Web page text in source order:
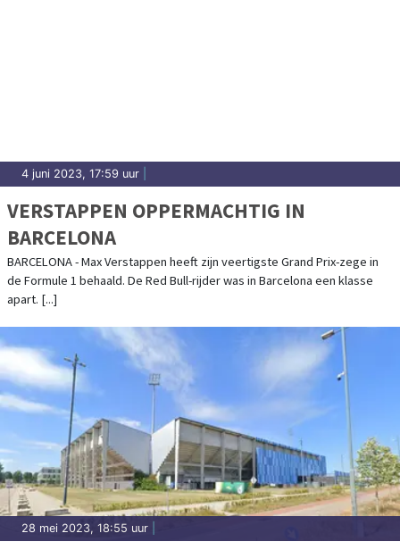
4 juni 2023, 17:59 uur
VERSTAPPEN OPPERMACHTIG IN
BARCELONA
BARCELONA - Max Verstappen heeft zijn veertigste Grand Prix-zege in
de Formule 1 behaald. De Red Bull-rijder was in Barcelona een klasse
apart. [...]
28 mei 2023, 18:55 uur